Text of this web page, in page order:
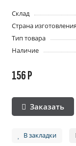
Склад
Страна изготовления
Тип товара
Наличие
156 Р
Заказать
В закладки